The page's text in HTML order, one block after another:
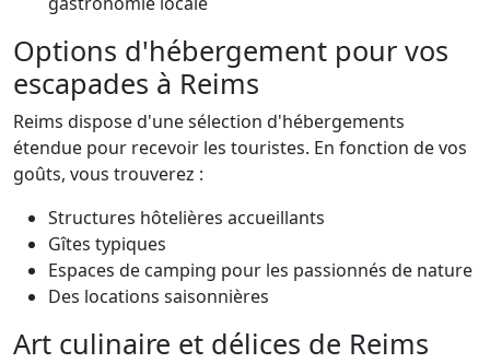
Options d'hébergement pour vos
escapades à Reims
Reims dispose d'une sélection d'hébergements
étendue pour recevoir les touristes. En fonction de vos
goûts, vous trouverez :
Structures hôtelières accueillants
Gîtes typiques
Espaces de camping pour les passionnés de nature
Des locations saisonnières
Art culinaire et délices de Reims